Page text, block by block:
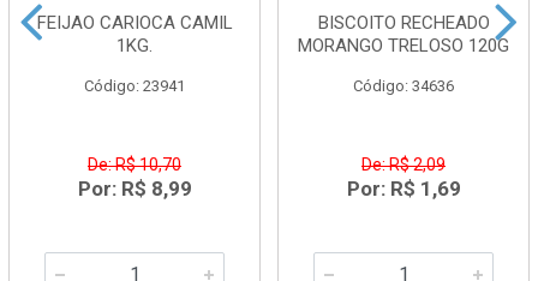
FEIJAO CARIOCA CAMIL
1KG.
Código: 23941
De: R$ 10,70
Por: R$ 8,99
BISCOITO RECHEADO
MORANGO TRELOSO 120G
Código: 34636
De: R$ 2,09
Por: R$ 1,69